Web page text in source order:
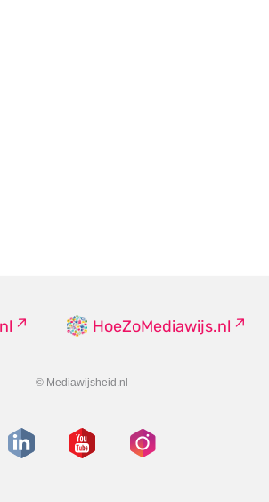
HoeZoMediawijs.nl
© Mediawijsheid.nl